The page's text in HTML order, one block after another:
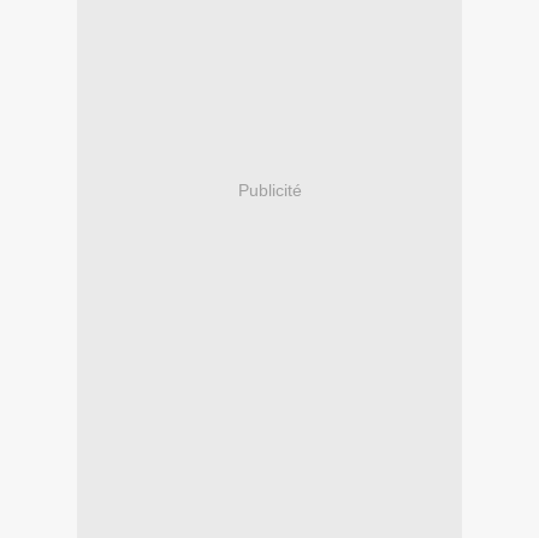
Publicité